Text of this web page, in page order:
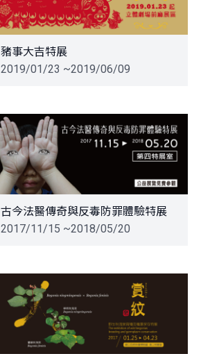
豬事大吉特展
2019/01/23 ~2019/06/09
古今法醫傳奇與反毒防罪體驗特展
2017/11/15 ~2018/05/20